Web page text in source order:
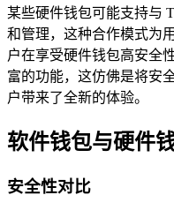
某些硬件钱包可能支持与
和管理，这种合作模式为
户在享受硬件钱包高安全
富的功能，这仿佛是将安
户带来了全新的体验。
软件钱包与硬件
安全性对比